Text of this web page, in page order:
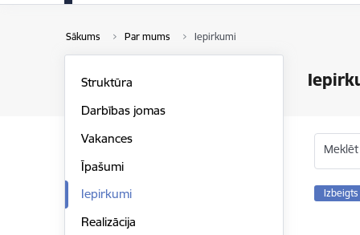
Sākums Par mums Iepirkumi
Struktūra
Darbības jomas
Vakances
Īpašumi
Iepirkumi
Realizācija
Izbeigts